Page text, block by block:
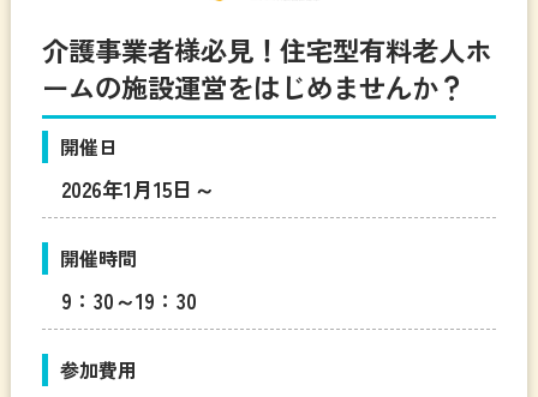
介護事業者様必見！住宅型有料老人ホ
ームの施設運営をはじめませんか？
開催日
2026年1月15日～
開催時間
9：30～19：30
参加費用